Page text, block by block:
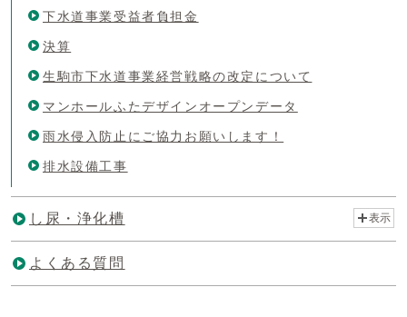
下水道事業受益者負担金
決算
生駒市下水道事業経営戦略の改定について
マンホールふたデザインオープンデータ
雨水侵入防止にご協力お願いします！
排水設備工事
し尿・浄化槽 表示
よくある質問